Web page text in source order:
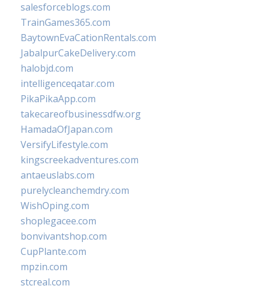
salesforceblogs.com
TrainGames365.com
BaytownEvaCationRentals.com
JabalpurCakeDelivery.com
halobjd.com
intelligenceqatar.com
PikaPikaApp.com
takecareofbusinessdfw.org
HamadaOfJapan.com
VersifyLifestyle.com
kingscreekadventures.com
antaeuslabs.com
purelycleanchemdry.com
WishOping.com
shoplegacee.com
bonvivantshop.com
CupPlante.com
mpzin.com
stcreal.com